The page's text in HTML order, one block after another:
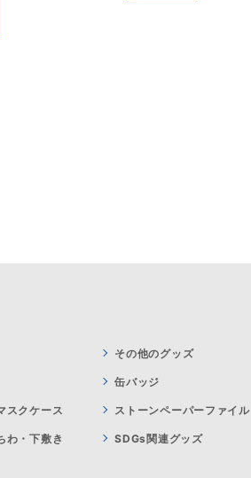
スクケース
わ・下敷き
その他のグッズ
缶バッジ
ストーンペーパーファイル
SDGs関連グッズ